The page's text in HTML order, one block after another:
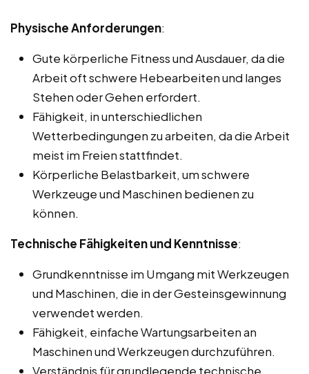
Physische Anforderungen:
Gute körperliche Fitness und Ausdauer, da die
Arbeit oft schwere Hebearbeiten und langes
Stehen oder Gehen erfordert.
Fähigkeit, in unterschiedlichen
Wetterbedingungen zu arbeiten, da die Arbeit
meist im Freien stattfindet.
Körperliche Belastbarkeit, um schwere
Werkzeuge und Maschinen bedienen zu
können.
Technische Fähigkeiten und Kenntnisse:
Grundkenntnisse im Umgang mit Werkzeugen
und Maschinen, die in der Gesteinsgewinnung
verwendet werden.
Fähigkeit, einfache Wartungsarbeiten an
Maschinen und Werkzeugen durchzuführen.
Verständnis für grundlegende technische